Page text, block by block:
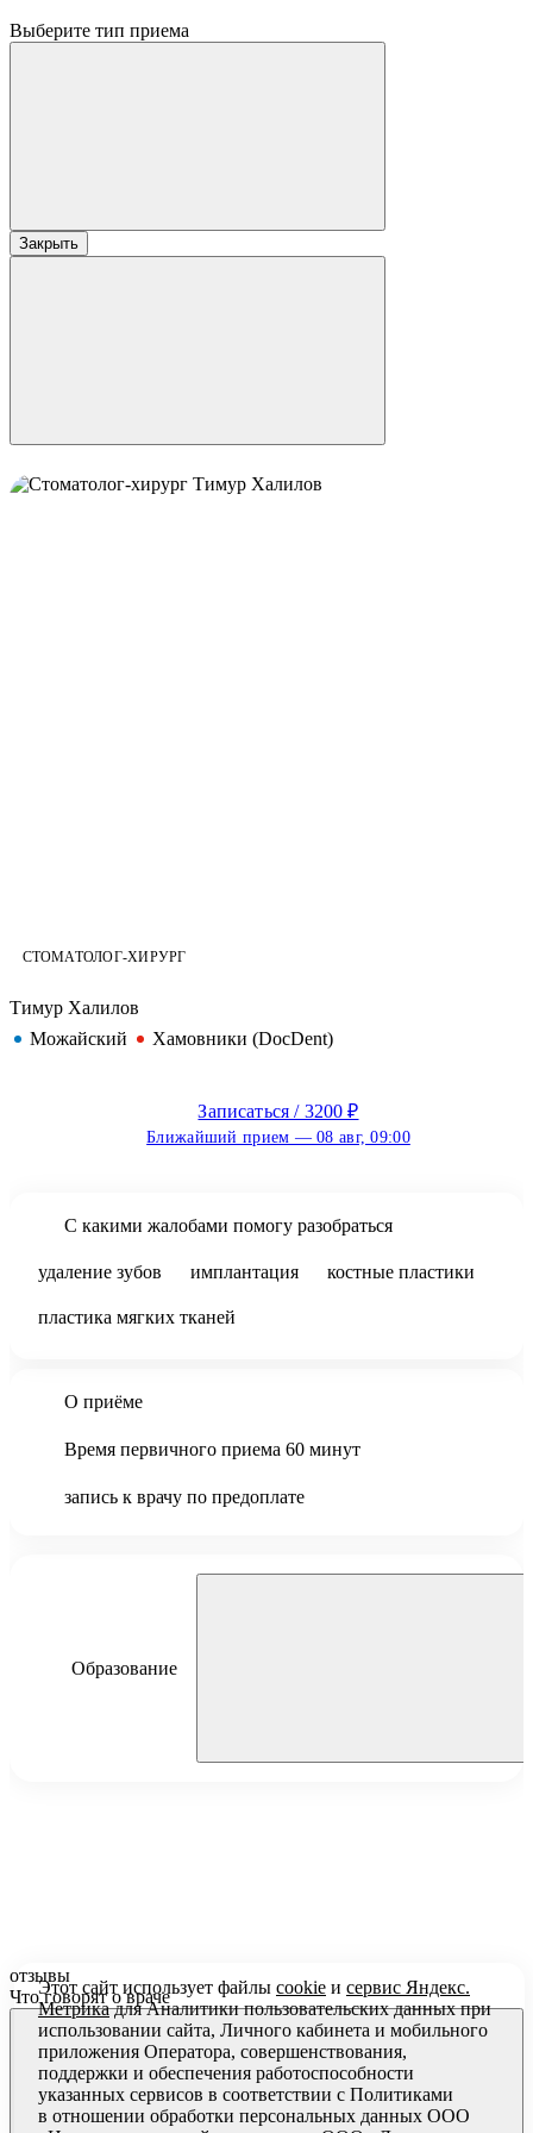
СТОМАТОЛОГ-ХИРУРГ
Тимур Халилов
Можайский
Хамовники (DocDent)
Записаться / 3200 ₽
Ближайший прием — 08 авг, 09:00
С какими жалобами помогу разобраться
удаление зубов имплантация костные пластики
пластика мягких тканей
вскрытие абсцессов
синус - лифтинг открытый\закрытый\крестальный
удаление ретинированных - дистопированных зубов
О приёме
Время первичного приема 60 минут
запись к врачу по предоплате
Образование
Повышение квалификации:
Astra Tech Implant System Day, 2019 г.
ProDenta (Nobel Biocare), 2019 г.
«Пластика мягких тканей вокруг имплантатов.
Морфологический подход», 2020 г.
отзывы
Что говорят о враче
Выберите тип приема
Закрыть
Этот сайт использует файлы cookie и сервис Яндекс.
Метрикадля Аналитики пользовательских данных при
использовании сайта, Личного кабинета и мобильного
приложения Оператора, совершенствования,
поддержки и обеспечения работоспособности
указанных сервисов в соответствии с Политиками
в отношении обработки персональных данных ООО